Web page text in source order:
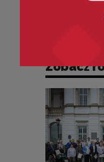
Zobacz